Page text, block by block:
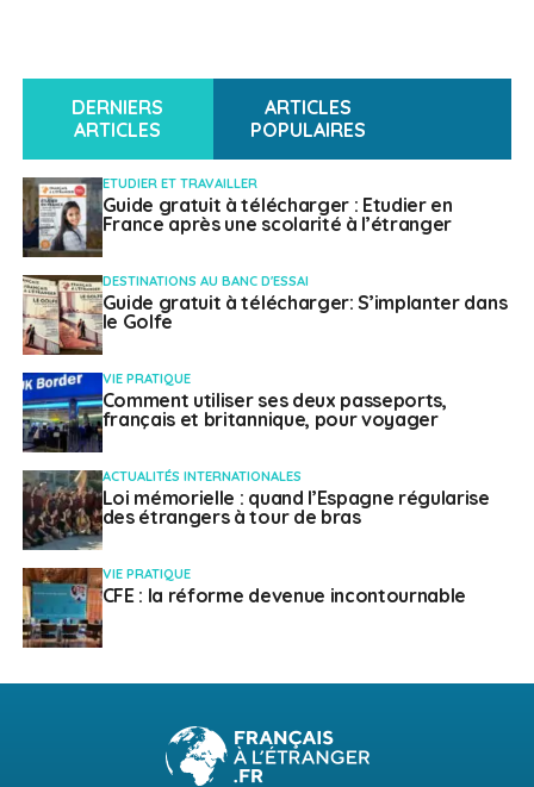
DERNIERS
ARTICLES
ARTICLES
POPULAIRES
ETUDIER ET TRAVAILLER
Guide gratuit à télécharger : Etudier en
France après une scolarité à l’étranger
DESTINATIONS AU BANC D'ESSAI
Guide gratuit à télécharger: S’implanter dans
le Golfe
VIE PRATIQUE
Comment utiliser ses deux passeports,
français et britannique, pour voyager
ACTUALITÉS INTERNATIONALES
Loi mémorielle : quand l’Espagne régularise
des étrangers à tour de bras
VIE PRATIQUE
CFE : la réforme devenue incontournable